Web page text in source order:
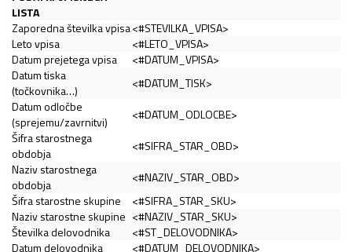
LISTA
Zaporedna številka vpisa<#STEVILKA_VPISA>
Leto vpisa
<#LETO_VPISA>
Datum prejetega vpisa
<#DATUM_VPISA>
Datum tiska
(točkovnika…)
<#DATUM_TISK>
Datum odločbe
(sprejemu/zavrnitvi)
<#DATUM_ODLOCBE>
Šifra starostnega
obdobja
<#SIFRA_STAR_OBD>
Naziv starostnega
obdobja
<#NAZIV_STAR_OBD>
Šifra starostne skupine
<#SIFRA_STAR_SKU>
Naziv starostne skupine <#NAZIV_STAR_SKU>
Številka delovodnika
<#ST_DELOVODNIKA>
Datum delovodnika
<#DATUM_DELOVODNIKA>